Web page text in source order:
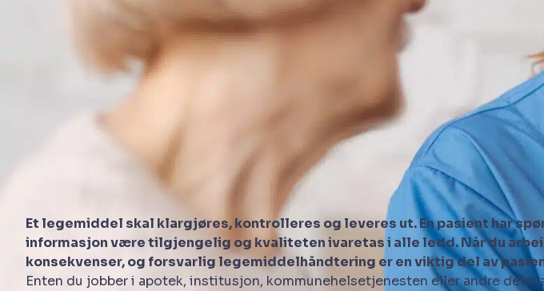
Et legemiddel skal klargjøres, kontrolleres og leveres ut. En pasient har
informasjon være tilgjengelig og kvaliteten ivaretas i alle ledd. Når du
konsekvenser, og forsvarlig legemiddelhåndtering er en viktig del av
Enten du jobber i apotek, institusjon, kommunehelsetjenesten eller andre